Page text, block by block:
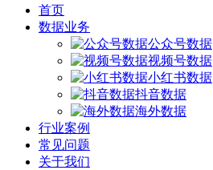
首页
数据业务
公众号数据
视频号数据
小红书数据
抖音数据
海外数据
行业案例
常见问题
关于我们